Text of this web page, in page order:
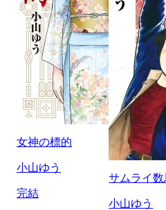
女神の標的
小山ゆう
完結
サムライ数
小山ゆう